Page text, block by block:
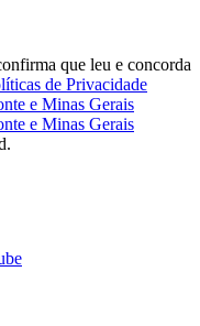
que leu e concorda
de Privacidade